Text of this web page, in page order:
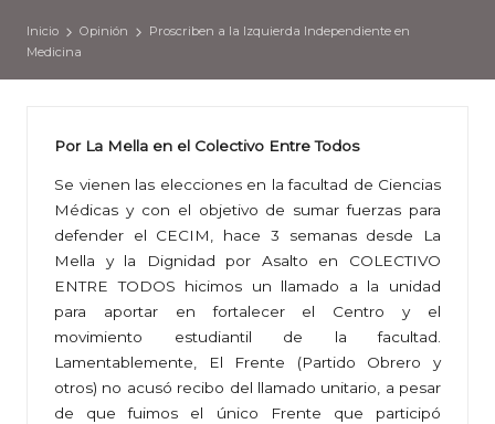
Inicio Opinión
Proscriben a la Izquierda Independiente en
Medicina
Por La Mella en el Colectivo Entre Todos
Se vienen las elecciones en la facultad de Ciencias
Médicas y con el objetivo de sumar fuerzas para
defender el CECIM, hace 3 semanas desde La
Mella y la Dignidad por Asalto en COLECTIVO
ENTRE TODOS hicimos un llamado a la unidad
para aportar en fortalecer el Centro y el
movimiento estudiantil de la facultad.
Lamentablemente, El Frente (Partido Obrero y
otros) no acusó recibo del llamado unitario, a pesar
de que fuimos el único Frente que participó